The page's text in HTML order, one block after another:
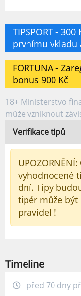
TIPSPORT -
prvnímu vkladu
FORTUNA -
bonus 900 Kč
18+ Ministerstvo
může vzniknout
Verifikace tipů
UPOZORNĚNÍ:
vyhodnocené
dní. Tipy
tipér může být
pravidel !
Timeline
před 70 dny